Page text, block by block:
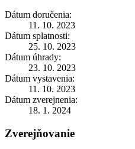
Dátum doručenia:
11. 10. 2023
Dátum splatnosti:
25. 10. 2023
Dátum úhrady:
23. 10. 2023
Dátum vystavenia:
11. 10. 2023
Dátum zverejnenia:
18. 1. 2024
Zverejňovanie